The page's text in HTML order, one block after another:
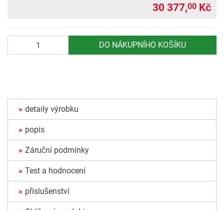
30 377,00 Kč
DO NÁKUPNÍHO KOŠÍKU
detaily výrobku
popis
Záruční podmínky
Test a hodnocení
příslušenství